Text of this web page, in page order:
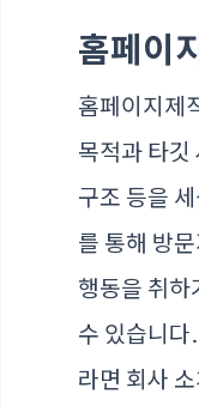
홈페이
홈페이지제
목적과 타깃
구조 등을
를 통해 방
행동을 취하
수 있습니다
라면 회사